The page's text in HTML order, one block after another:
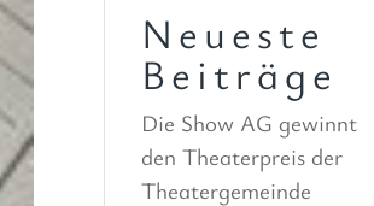
Neueste
Beiträge
Die Show AG gewinnt
den Theaterpreis der
Theatergemeinde